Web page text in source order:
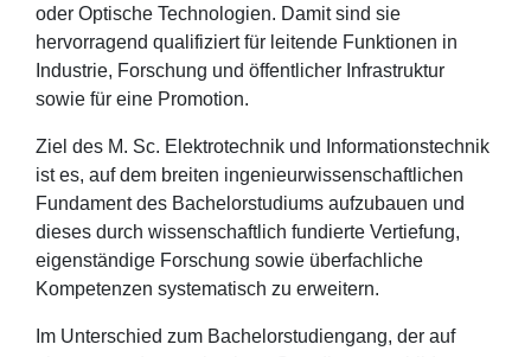
oder Optische Technologien. Damit sind sie
hervorragend qualifiziert für leitende Funktionen in
Industrie, Forschung und öffentlicher Infrastruktur
sowie für eine Promotion.
Ziel des M. Sc. Elektrotechnik und Informationstechnik
ist es, auf dem breiten ingenieurwissenschaftlichen
Fundament des Bachelorstudiums aufzubauen und
dieses durch wissenschaftlich fundierte Vertiefung,
eigenständige Forschung sowie überfachliche
Kompetenzen systematisch zu erweitern.
Im Unterschied zum Bachelorstudiengang, der auf